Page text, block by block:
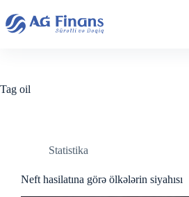
to
content
Tag oil
Statistika
Neft hasilatına görə ölkələrin siyahısı